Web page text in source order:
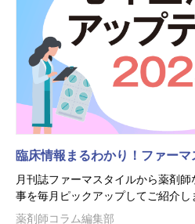
臨床情報まるわかり！ファーマ
月刊誌ファーマスタイルから薬剤
事を毎月ピックアップしてご紹介し
薬剤師コラム編集部